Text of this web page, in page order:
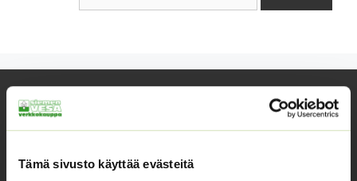
Tämä sivusto käyttää evästeitä
Yhteystiedot
Asiakaspalvelu avoinna arkisin klo 10-17
02 631 9700